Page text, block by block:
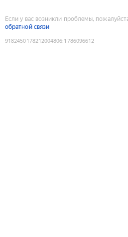
Если у вас возникли проблемы,
обратной связи
9182450178212004806:1786096612